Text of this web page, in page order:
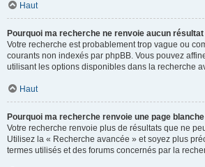
Haut
Pourquoi ma recherche ne renvoie aucun résultat
Votre recherche est probablement trop vague ou
courants non indexés par phpBB. Vous pouvez
utilisant les options disponibles dans la recherche
Haut
Pourquoi ma recherche renvoie une page
Votre recherche renvoie plus de résultats que ne
Utilisez la « Recherche avancée » et soyez plus
termes utilisés et des forums concernés par la